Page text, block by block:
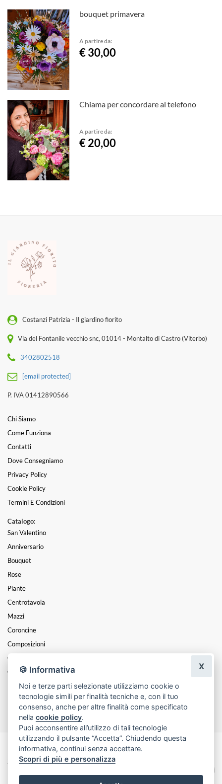
bouquet primavera
A partire da:
€ 30,00
Chiama per concordare al telefono
A partire da:
€ 20,00
Costanzi Patrizia - Il giardino fiorito
Via del Fontanile vecchio snc, 01014 - Montalto di Castro (Viterbo)
3402802518
[email protected]
P. IVA 01412890566
Chi Siamo
Come Funziona
Contatti
Dove Consegniamo
Privacy Policy
Cookie Policy
Termini E Condizioni
Catalogo:
San Valentino
Anniversario
Bouquet
Rose
Piante
Centrotavola
Mazzi
Coroncine
Composizioni
Cesti
Cuori
Funebre
Festa Della Donna
Made with byInfoser.it- Realizzazione Siti ecommerce per Fioristi
2026
Termini e Condizioni
🍪 Informativa
Noi e terze parti selezionate utilizziamo cookie o
tecnologie simili per finalità tecniche e, con il tuo
consenso, anche per altre finalità come specificato
nellacookie policy.
Puoi acconsentire all’utilizzo di tali tecnologie
utilizzando il pulsante “Accetta”. Chiudendo questa
informativa, continui senza accettare.
Scopri di più e personalizza
X